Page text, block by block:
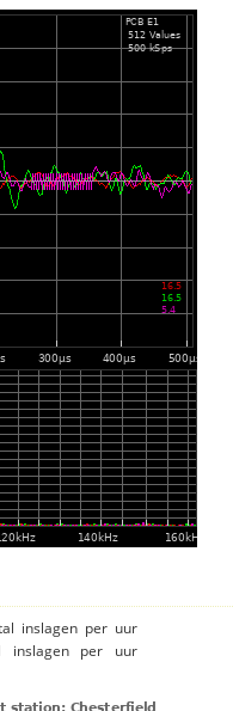
inslagen per uur
inslagen per uur